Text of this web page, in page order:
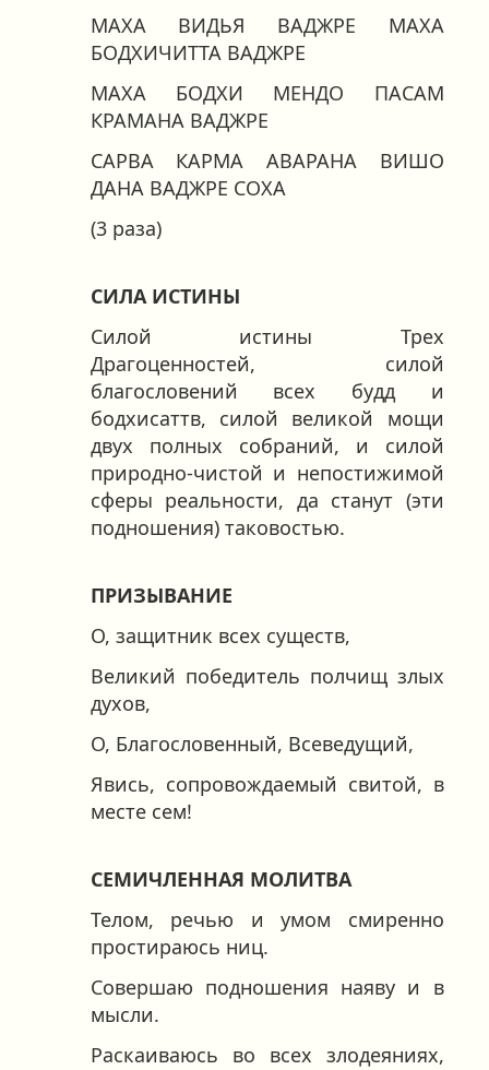
МАХА ВИДЬЯ ВАДЖРЕ МАХА
БОДХИЧИТТА ВАДЖРЕ
МАХА БОДХИ МЕНДО ПАСАМ
КРАМАНА ВАДЖРЕ
САРВА КАРМА АВАРАНА ВИШО
ДАНА ВАДЖРЕ СОХА
(3 раза)
СИЛА ИСТИНЫ
Силой истины Трех
Драгоценностей, силой
благословений всех будд и
бодхисаттв, силой великой мощи
двух полных собраний, и силой
природно-чистой и непостижимой
сферы реальности, да станут (эти
подношения) таковостью.
ПРИЗЫВАНИЕ
О, защитник всех существ,
Великий победитель полчищ злых
духов,
О, Благословенный, Всеведущий,
Явись, сопровождаемый свитой, в
месте сем!
СЕМИЧЛЕННАЯ МОЛИТВА
Телом, речью и умом смиренно
простираюсь ниц.
Совершаю подношения наяву и в
мысли.
Раскаиваюсь во всех злодеяниях,